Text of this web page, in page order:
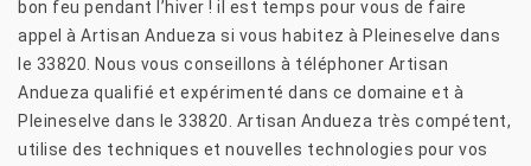
bon feu pendant l’hiver ! il est temps pour vous de faire
appel à Artisan Andueza si vous habitez à Pleineselve dans
le 33820. Nous vous conseillons à téléphoner Artisan
Andueza qualifié et expérimenté dans ce domaine et à
Pleineselve dans le 33820. Artisan Andueza très compétent,
utilise des techniques et nouvelles technologies pour vos